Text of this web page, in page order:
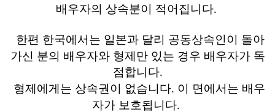
배우자의 상속분이 적어집니다.
한편 한국에서는 일본과 달리 공동상속인이 돌아
가신 분의 배우자와 형제만 있는 경우 배우자가 독
점합니다.
형제에게는 상속권이 없습니다. 이 면에서는 배우
자가 보호됩니다.